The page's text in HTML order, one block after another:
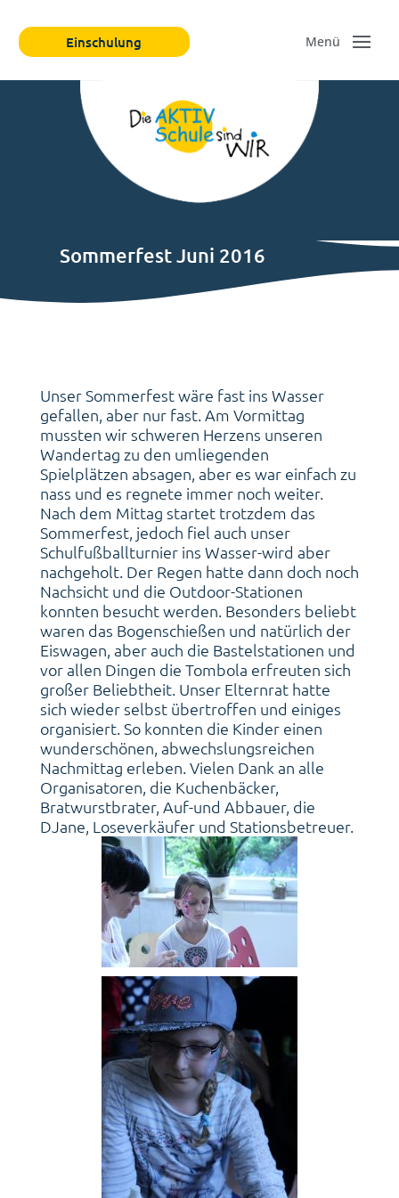
Einschulung
Sommerfest Juni 2016
Unser Sommerfest wäre fast ins Wasser
gefallen, aber nur fast. Am Vormittag
mussten wir schweren Herzens unseren
Wandertag zu den umliegenden
Spielplätzen absagen, aber es war einfach zu
nass und es regnete immer noch weiter.
Nach dem Mittag startet trotzdem das
Sommerfest, jedoch fiel auch unser
Schulfußballturnier ins Wasser-wird aber
nachgeholt. Der Regen hatte dann doch noch
Nachsicht und die Outdoor-Stationen
konnten besucht werden. Besonders beliebt
waren das Bogenschießen und natürlich der
Eiswagen, aber auch die Bastelstationen und
vor allen Dingen die Tombola erfreuten sich
großer Beliebtheit. Unser Elternrat hatte
sich wieder selbst übertroffen und einiges
organisiert. So konnten die Kinder einen
wunderschönen, abwechslungsreichen
Nachmittag erleben. Vielen Dank an alle
Organisatoren, die Kuchenbäcker,
Bratwurstbrater, Auf-und Abbauer, die
DJane, Loseverkäufer und Stationsbetreuer.